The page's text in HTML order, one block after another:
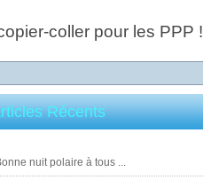
coller pour les PPP !
Récents
nuit polaire à tous ...